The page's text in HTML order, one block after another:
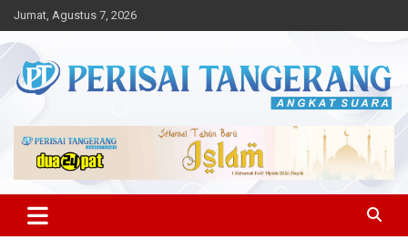
Skip
to
content
Jumat, Agustus 7, 2026
Perisai Tangerang – Angkat
Suara